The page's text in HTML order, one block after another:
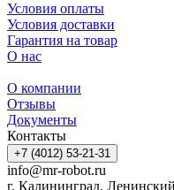
Условия оплаты
Условия доставки
Гарантия на товар
О нас
О компании
Отзывы
Документы
Контакты
+7 (4012) 53-21-31
info@mr-robot.ru
г. Калининград,